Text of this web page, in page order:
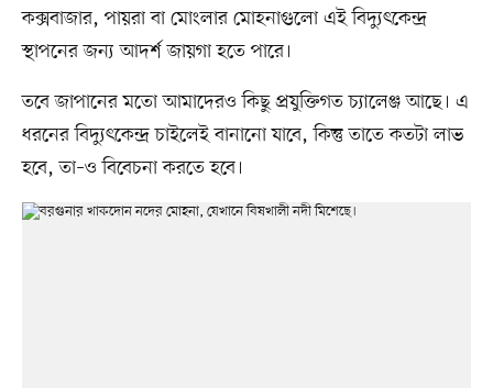
কক্সবাজার, পায়রা বা মোংলার মোহনাগুলো এই বিদ্যুৎকেন্দ্র
স্থাপনের জন্য আদর্শ জায়গা হতে পারে।
তবে জাপানের মতো আমাদেরও কিছু প্রযুক্তিগত চ্যালেঞ্জ আছে। এ
ধরনের বিদ্যুৎকেন্দ্র চাইলেই বানানো যাবে, কিন্তু তাতে কতটা লাভ
হবে, তা–ও বিবেচনা করতে হবে।